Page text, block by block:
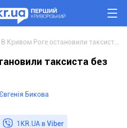
таксиста без
Євгенія Бикова
1KR.UA вViber